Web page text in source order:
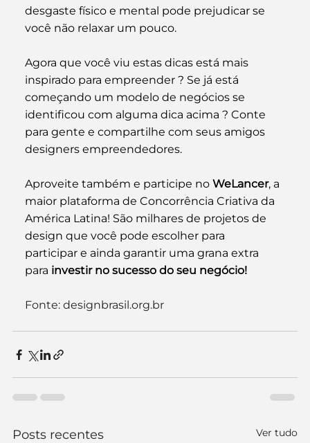
desgaste físico e mental pode prejudicar se
você não relaxar um pouco.
Agora que você viu estas dicas está mais
inspirado para empreender ? Se já está
começando um modelo de negócios se
identificou com alguma dica acima ? Conte
para gente e compartilhe com seus amigos
designers empreendedores.
Aproveite também e participe no WeLancer, a
maior plataforma de Concorrência Criativa da
América Latina! São milhares de projetos de
design que você pode escolher para
participar e ainda garantir uma grana extra
para investir no sucesso do seu negócio!
Fonte: designbrasil.org.br
Posts recentes Ver tudo